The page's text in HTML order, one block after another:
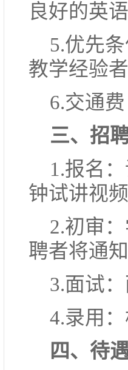
良好的英
5.优先
教学经验
6.交通
三、招
1.报名
钟试讲视
2.初审
聘者将通
3.面试
4.录用
四、待